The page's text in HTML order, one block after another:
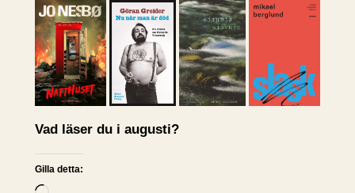
Vad läser du i augusti?
Gilla detta: